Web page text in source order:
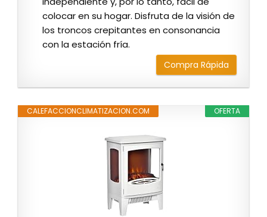
colocar en su hogar. Disfruta de la visión de
los troncos crepitantes en consonancia
con la estación fría.
Compra Rápida
OFERTA
CALEFACCIONCLIMATIZACION.COM